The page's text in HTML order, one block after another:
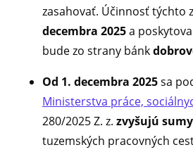
zasahovať. Účinnosť týchto
decembra 2025a
bude zo strany bánk
Od 1. decembra 2025sa
Ministerstva práce,
280/2025 Z. z. zvyšujú
tuzemských pracovných